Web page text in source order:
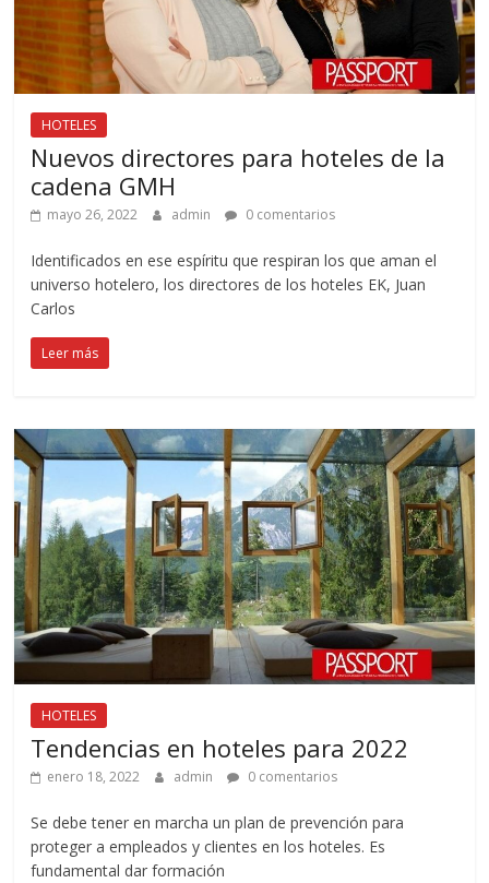
HOTELES
Nuevos directores para hoteles de la
cadena GMH
mayo 26, 2022 admin 0 comentarios
Identificados en ese espíritu que respiran los que aman el
universo hotelero, los directores de los hoteles EK, Juan
Carlos
Leer más
HOTELES
Tendencias en hoteles para 2022
enero 18, 2022 admin 0 comentarios
Se debe tener en marcha un plan de prevención para
proteger a empleados y clientes en los hoteles. Es
fundamental dar formación